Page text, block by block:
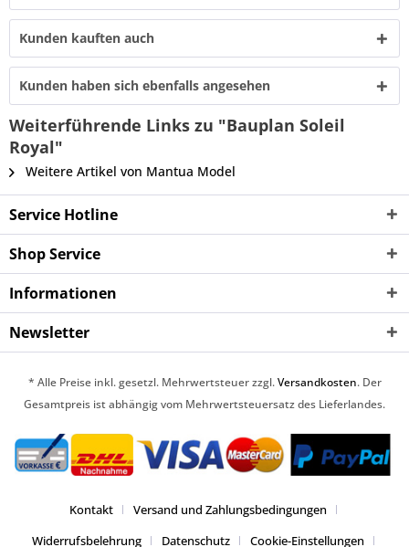
Kunden kauften auch
Kunden haben sich ebenfalls angesehen
Weiterführende Links zu "Bauplan Soleil
Royal"
Weitere Artikel von Mantua Model
Service Hotline
Shop Service
Informationen
Newsletter
* Alle Preise inkl. gesetzl. Mehrwertsteuer zzgl.Versandkosten. Der
Gesamtpreis ist abhängig vom Mehrwertsteuersatz des Lieferlandes.
Kontakt
Versand und Zahlungsbedingungen
Widerrufsbelehrung
Datenschutz Cookie-Einstellungen